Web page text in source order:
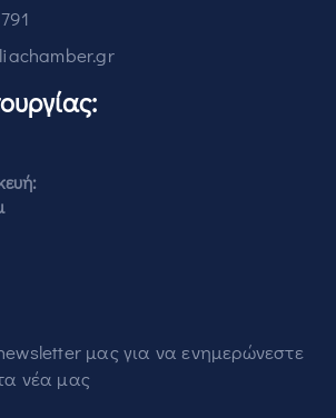
μας για να ενημερώνεστε
νέα μας